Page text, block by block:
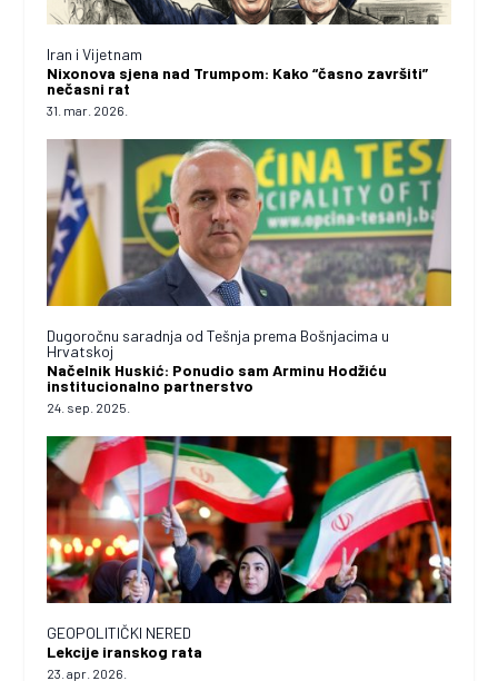
Iran i Vijetnam
Nixonova sjena nad Trumpom: Kako “časno završiti”
nečasni rat
31. mar. 2026.
Dugoročnu saradnja od Tešnja prema Bošnjacima u
Hrvatskoj
Načelnik Huskić: Ponudio sam Arminu Hodžiću
institucionalno partnerstvo
24. sep. 2025.
GEOPOLITIČKI NERED
Lekcije iranskog rata
23. apr. 2026.